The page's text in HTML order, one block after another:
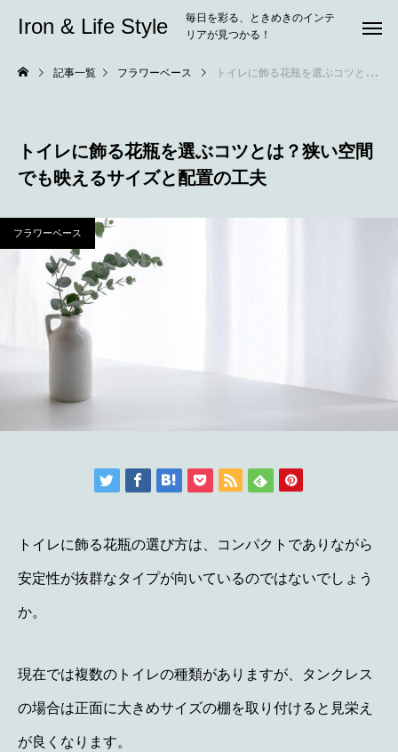
Iron & Life Style
毎日を彩る、ときめきのインテ
リアが見つかる！
記事一覧 フラワーベース トイレに飾る花瓶を選ぶコツとは？狭い空間でも映えるサイズと配置の工夫
トイレに飾る花瓶を選ぶコツとは？狭い空間
でも映えるサイズと配置の工夫
フラワーベース
トイレに飾る花瓶の選び方は、コンパクトでありながら
安定性が抜群なタイプが向いているのではないでしょう
か。
現在では複数のトイレの種類がありますが、タンクレス
の場合は正面に大きめサイズの棚を取り付けると見栄え
が良くなります。